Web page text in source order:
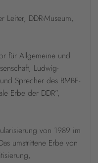
Leiter, DDR-Museum,
für Allgemeine und
Ludwig-
Sprecher des BMBF-
Erbe der DDR”,
von 1989 im
umstrittene Erbe von